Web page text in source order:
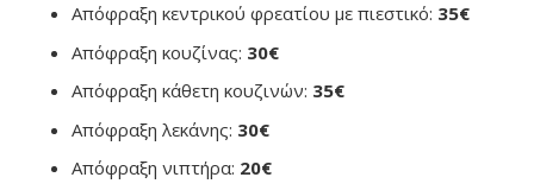
Απόφραξη κεντρικού φρεατίου με πιεστικό: 35€
Απόφραξη κουζίνας: 30€
Απόφραξη κάθετη κουζινών: 35€
Απόφραξη λεκάνης: 30€
Απόφραξη νιπτήρα: 20€